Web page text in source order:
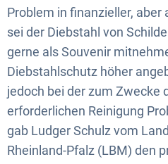
Problem in finanzieller,
sei der Diebstahl von
gerne als Souvenir
Diebstahlschutz höher
jedoch bei der zum Zwecke
erforderlichen Reinigung
gab Ludger Schulz vom
Rheinland-Pfalz (LBM) den